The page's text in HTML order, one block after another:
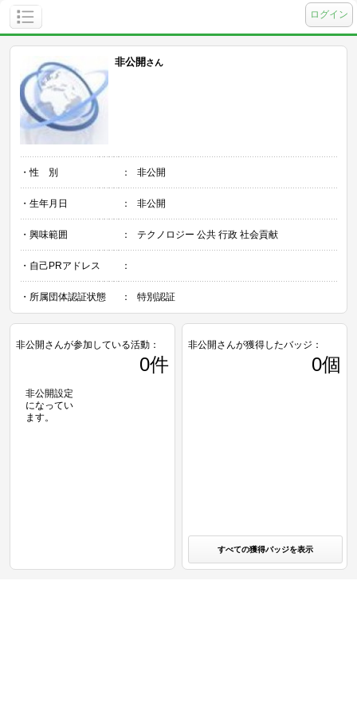
ログイン
非公開 さん
・性 別 ： 非公開
・生年月日 ： 非公開
・興味範囲 ： テクノロジー 公共 行政 社会貢献
・自己PRアドレス ：
・所属団体認証状態 ： 特別認証
非公開さんが参加している活動：
0件
非公開設定
になってい
ます。
非公開さんが獲得したバッジ：
0個
すべての獲得バッジを表示